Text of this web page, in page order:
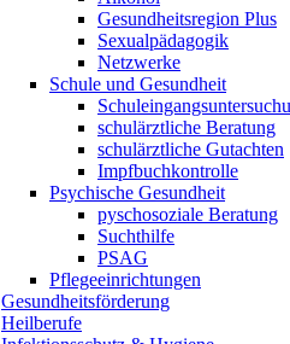
Gesundheitsregion Plus
Sexualpädagogik
Netzwerke
Schule und Gesundheit
schulärztliche Beratung
schulärztliche Gutachten
Impfbuchkontrolle
Psychische Gesundheit
pyschosoziale Beratung
Suchthilfe
PSAG
Pflegeeinrichtungen
Gesundheitsförderung
Heilberufe